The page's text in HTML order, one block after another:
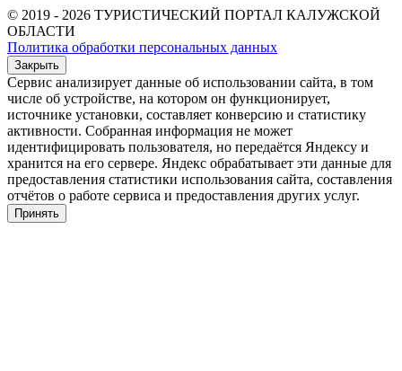
© 2019 - 2026 ТУРИСТИЧЕСКИЙ ПОРТАЛ КАЛУЖСКОЙ
ОБЛАСТИ
Политика обработки персональных данных
Закрыть
Сервис анализирует данные об использовании сайта, в том
числе об устройстве, на котором он функционирует,
источнике установки, составляет конверсию и статистику
активности. Собранная информация не может
идентифицировать пользователя, но передаётся Яндексу и
хранится на его сервере. Яндекс обрабатывает эти данные для
предоставления статистики использования сайта, составления
отчётов о работе сервиса и предоставления других услуг.
Принять